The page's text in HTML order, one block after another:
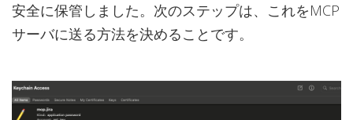
安全に保管しました。次のステップは、これをMCP
サーバに送る方法を決めることです。